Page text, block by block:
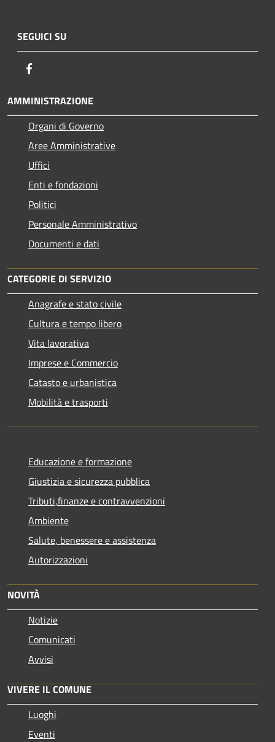
SEGUICI SU
AMMINISTRAZIONE
Organi di Governo
Aree Amministrative
Uffici
Enti e fondazioni
Politici
Personale Amministrativo
Documenti e dati
CATEGORIE DI SERVIZIO
Anagrafe e stato civile
Cultura e tempo libero
Vita lavorativa
Imprese e Commercio
Catasto e urbanistica
Mobilità e trasporti
Educazione e formazione
Giustizia e sicurezza pubblica
Tributi,finanze e contravvenzioni
Ambiente
Salute, benessere e assistenza
Autorizzazioni
NOVITÀ
Notizie
Comunicati
Avvisi
VIVERE IL COMUNE
Luoghi
Eventi